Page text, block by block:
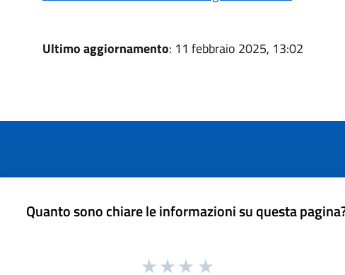
Ultimo aggiornamento: 11 febbraio 2025, 13:02
Quanto sono chiare le informazioni su questa